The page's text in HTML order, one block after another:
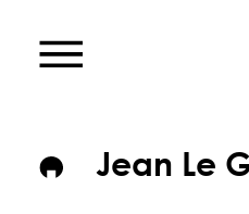
Jean Le